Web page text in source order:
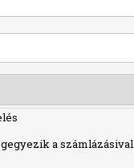
a számlázásival